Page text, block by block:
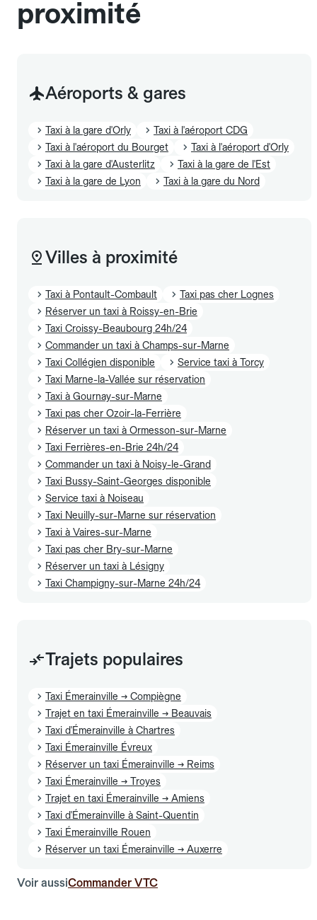
proximité
Aéroports & gares
Taxi à la gare d'Orly
Taxi à l'aéroport CDG
Taxi à l'aéroport du Bourget
Taxi à l'aéroport d'Orly
Taxi à la gare d'Austerlitz
Taxi à la gare de l'Est
Taxi à la gare de Lyon
Taxi à la gare du Nord
Villes à proximité
Taxi à Pontault-Combault
Taxi pas cher Lognes
Réserver un taxi à Roissy-en-Brie
Taxi Croissy-Beaubourg 24h/24
Commander un taxi à Champs-sur-Marne
Taxi Collégien disponible
Service taxi à Torcy
Taxi Marne-la-Vallée sur réservation
Taxi à Gournay-sur-Marne
Taxi pas cher Ozoir-la-Ferrière
Réserver un taxi à Ormesson-sur-Marne
Taxi Ferrières-en-Brie 24h/24
Commander un taxi à Noisy-le-Grand
Taxi Bussy-Saint-Georges disponible
Service taxi à Noiseau
Taxi Neuilly-sur-Marne sur réservation
Taxi à Vaires-sur-Marne
Taxi pas cher Bry-sur-Marne
Réserver un taxi à Lésigny
Taxi Champigny-sur-Marne 24h/24
Trajets populaires
Taxi Émerainville → Compiègne
Trajet en taxi Émerainville → Beauvais
Taxi d'Émerainville à Chartres
Taxi Émerainville Évreux
Réserver un taxi Émerainville → Reims
Taxi Émerainville → Troyes
Trajet en taxi Émerainville → Amiens
Taxi d'Émerainville à Saint-Quentin
Taxi Émerainville Rouen
Réserver un taxi Émerainville → Auxerre
Voir aussiCommander VTC